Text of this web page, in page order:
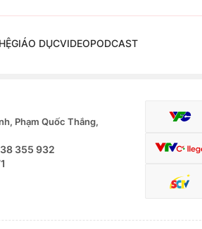
GIÁO DỤCVIDEOPODCAST
Phạm Quốc Thắng,
355 932